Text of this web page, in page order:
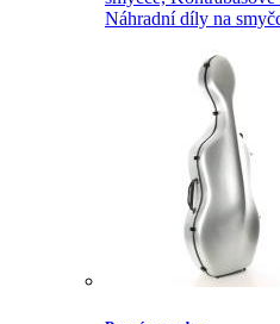
Náhradní díly na